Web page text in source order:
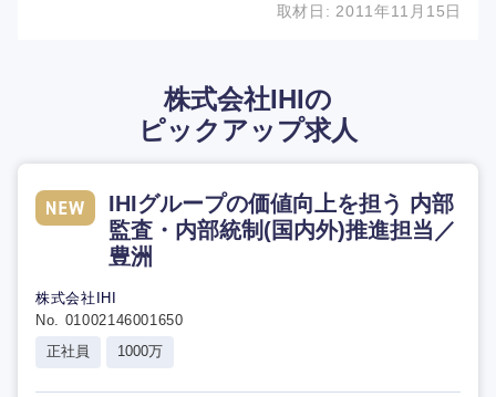
取材日: 2011年11月15日
株式会社IHIの
ピックアップ求人
IHIグループの価値向上を担う 内部
監査・内部統制(国内外)推進担当／
豊洲
株式会社IHI
No. 01002146001650
正社員
1000万